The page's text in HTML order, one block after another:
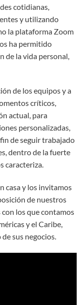
cotidianas,
y utilizando
la plataforma Zoom
ha permitido
de la vida personal,
de los equipos y a
críticos,
actual, para
personalizadas,
de seguir trabajado
dentro de la fuerte
caracteriza.
casa y los invitamos
de nuestros
los que contamos
y el Caribe,
sus negocios.